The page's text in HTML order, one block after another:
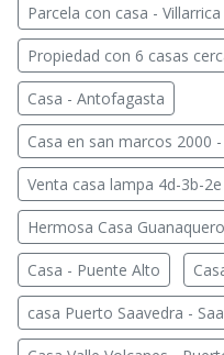
Parcela con casa - Villarrica
Propiedad con 6 casas
Casa - Antofagasta
Casa en san marcos 2000
Venta casa lampa 4d-3b-
Hermosa Casa
Casa - Puente Alto
casa Puerto Saavedra -